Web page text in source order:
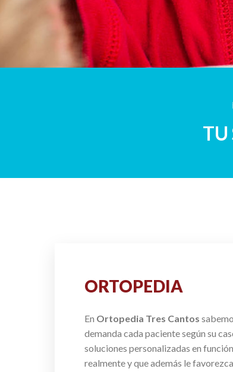
TU
ORTOPEDIA
En Ortopedia Tres Cantos
demanda cada paciente según su
soluciones personalizadas en
realmente y que además le